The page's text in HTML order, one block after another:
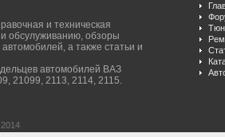
и техническая
обсулуживанию, обзоры
а также статьи и
автомобилей ВАЗ
21099, 2113, 2114, 2115.